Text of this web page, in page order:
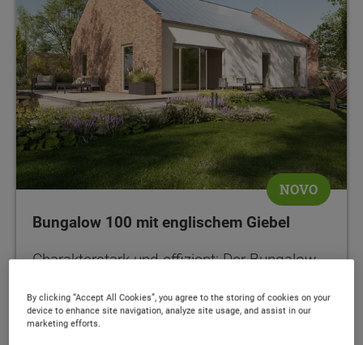
NOVO
Bungalow 100 mit englischem Giebel
Charakterstark und effizient: Der Bungalow
By clicking “Accept All Cookies”, you agree to the storing of cookies on your
device to enhance site navigation, analyze site usage, and assist in our
marketing efforts.